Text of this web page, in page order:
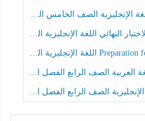
الإنجليزية الصف الرابع الفصل الثالث
الصف الرابع الفصل الثالث
الصف الرابع الفصل الثالث